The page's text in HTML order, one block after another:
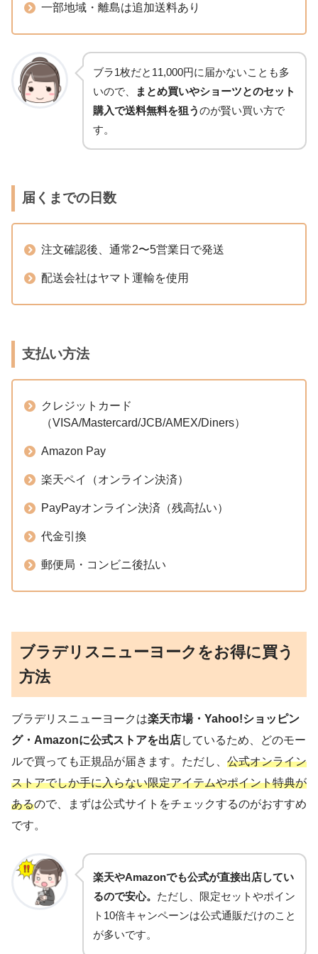
一部地域・離島は追加送料あり
ブラ1枚だと11,000円に届かないことも多
いので、
まとめ買いやショーツとのセット
購入で送料無料を狙うのが賢い買い方で
す。
届くまでの日数
注文確認後、通常2〜5営業日で発送
配送会社はヤマト運輸を使用
支払い方法
クレジットカード
（VISA/Mastercard/JCB/AMEX/Diners）
Amazon Pay
楽天ペイ（オンライン決済）
PayPayオンライン決済（残高払い）
代金引換
郵便局・コンビニ後払い
ブラデリスニューヨークをお得に買う
方法
ブラデリスニューヨークは楽天市場・Yahoo!ショッピン
グ・Amazonに公式ストアを出店しているため、どのモー
ルで買っても正規品が届きます。ただし、 公式オンライン
ストアでしか手に入らない限定アイテムやポイント特典が
あるので、まずは公式サイトをチェックするのがおすすめ
です。
楽天やAmazonでも公式が直接出店してい
るので安心。 ただし、限定セットやポイン
ト10倍キャンペーンは公式通販だけのこと
が多いです。